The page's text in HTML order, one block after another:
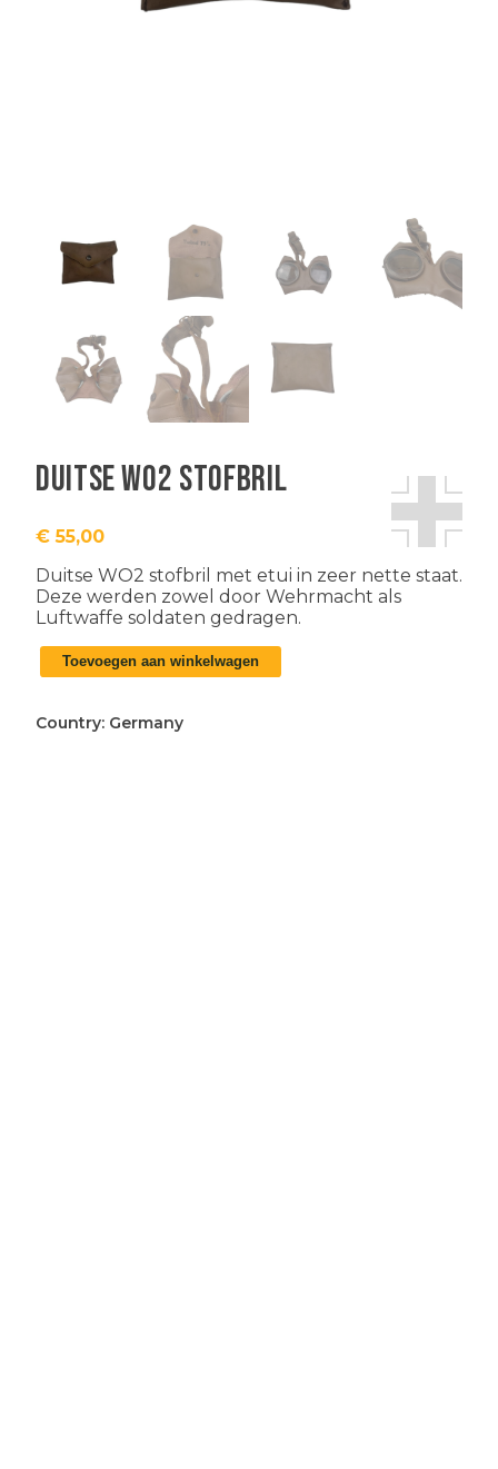
Duitse WO2 stofbril
€ 55,00
Duitse WO2 stofbril met etui in zeer nette staat.
Deze werden zowel door Wehrmacht als
Luftwaffe soldaten gedragen.
Duitse
WO2
aantal
Toevoegen aan winkelwagen
Country: Germany